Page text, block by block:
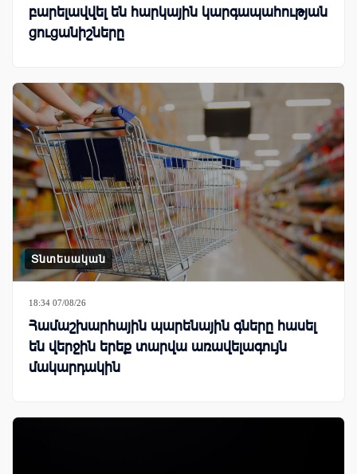
բարելավվել են հարկային կարգապահության
ցուցանիշները
Տնտեսական
18:34 07/08/26
Համաշխարհային պարենային գները հասել
են վերջին երեք տարվա առավելագույն
մակարդակին